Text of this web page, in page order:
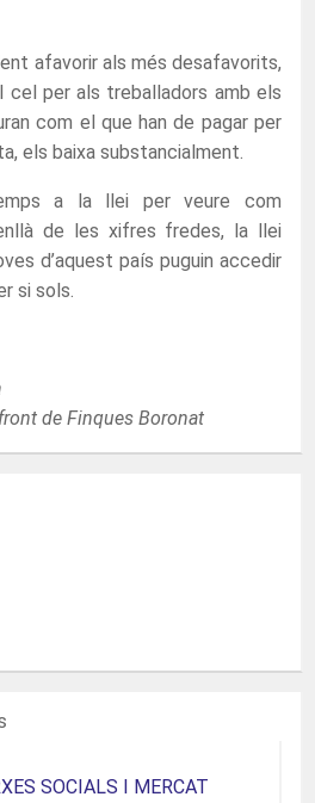
afavorir als més desafavorits,
cel per als treballadors amb els
com el que han de pagar per
els baixa substancialment.
a la llei per veure com
de les xifres fredes, la llei
d’aquest país puguin accedir
si sols.
de Finques Boronat
SOCIALS I MERCAT